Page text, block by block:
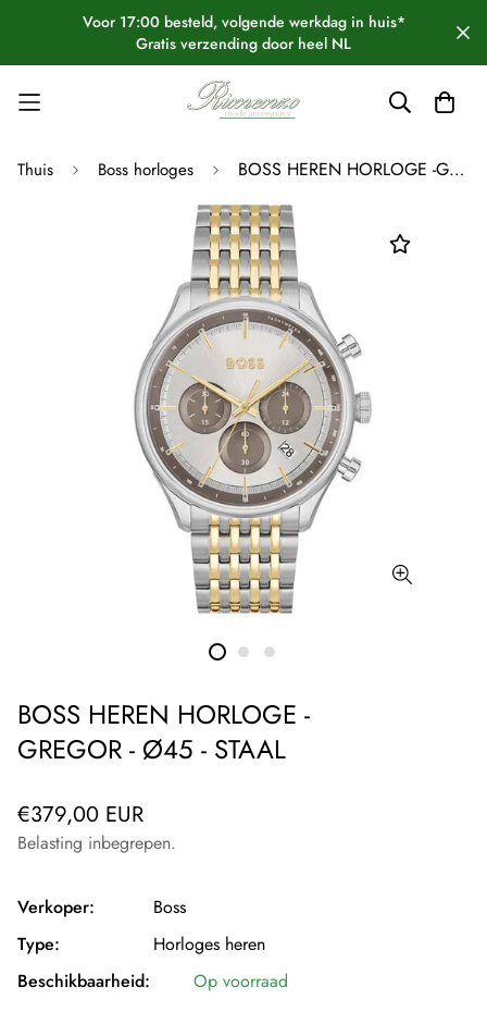
Voor 17:00 besteld, volgende werkdag in huis*
Gratis verzending door heel NL
Thuis Boss horloges BOSS HEREN HORLOGE -GREGOR - Ø45 - STAAL
BOSS HEREN HORLOGE -
GREGOR - Ø45 - STAAL
Normale
prijs
€379,00 EUR
Belasting inbegrepen.
Verkoper:
Boss
Type:
Horloges heren
Beschikbaarheid:
Op voorraad